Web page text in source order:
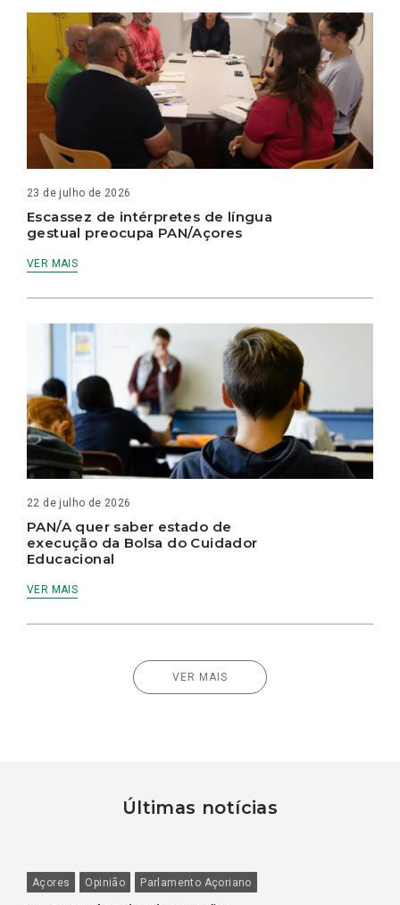
23 de julho de 2026
Escassez de intérpretes de língua
gestual preocupa PAN/Açores
VER MAIS
22 de julho de 2026
PAN/A quer saber estado de
execução da Bolsa do Cuidador
Educacional
VER MAIS
VER MAIS
Últimas notícias
Açores Opinião Parlamento Açoriano